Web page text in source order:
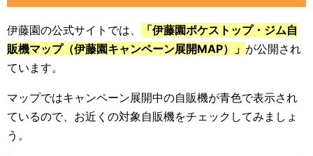
伊藤園の公式サイトでは、
「伊藤園ポケストップ・ジム自
販機マップ（伊藤園キャンペーン展開MAP）」 が公開され
ています。
マップではキャンペーン展開中の自販機が青色で表示され
ているので、お近くの対象自販機をチェックしてみましょ
う。